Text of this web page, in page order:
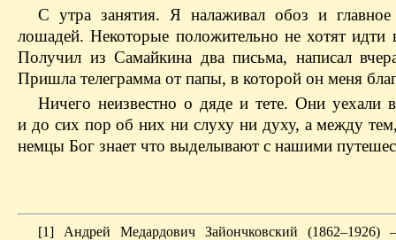
С утра занятия. Я налаживал обоз и
лошадей. Некоторые положительно не хотят идти
Получил из Самайкина два письма, написал
Пришла телеграмма от папы, в которой он меня
Ничего неизвестно о дяде и тете. Они уехали
и до сих пор об них ни слуху ни духу, а между
немцы Бог знает что выделывают с нашими
[1] Андрей Медардович Зайончковский (1862–1926)